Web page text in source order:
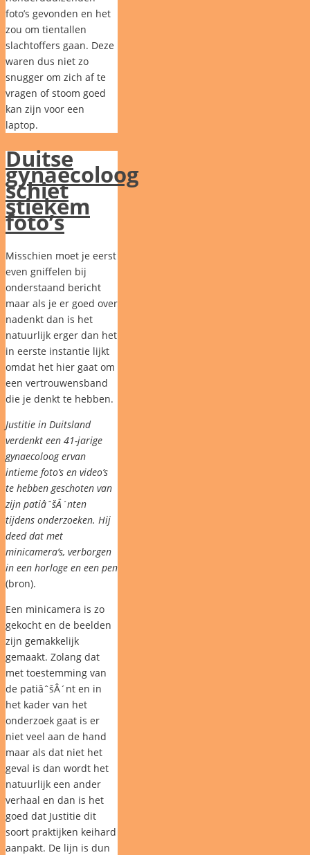
foto’s gevonden en het
zou om tientallen
slachtoffers gaan. Deze
waren dus niet zo
snugger om zich af te
vragen of stoom goed
kan zijn voor een
laptop.
Duitse
gynaecoloog
schiet
stiekem
foto’s
Misschien moet je eerst
even gniffelen bij
onderstaand bericht
maar als je er goed over
nadenkt dan is het
natuurlijk erger dan het
in eerste instantie lijkt
omdat het hier gaat om
een vertrouwensband
die je denkt te hebben.
Justitie in Duitsland
verdenkt een 41-jarige
gynaecoloog ervan
intieme foto’s en video’s
te hebben geschoten van
zijn patiâˆšÂ´nten
tijdens onderzoeken. Hij
deed dat met
minicamera’s, verborgen
in een horloge en een pen
(bron).
Een minicamera is zo
gekocht en de beelden
zijn gemakkelijk
gemaakt. Zolang dat
met toestemming van
de patiâˆšÂ´nt en in
het kader van het
onderzoek gaat is er
niet veel aan de hand
maar als dat niet het
geval is dan wordt het
natuurlijk een ander
verhaal en dan is het
goed dat Justitie dit
soort praktijken keihard
aanpakt. De lijn is dun